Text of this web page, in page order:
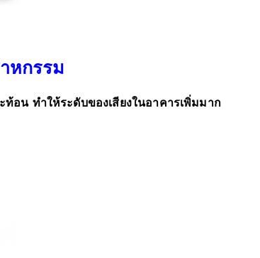
หกรรม
อน ทำให้ระดับของเสียงในอาคารเพิ่มมาก